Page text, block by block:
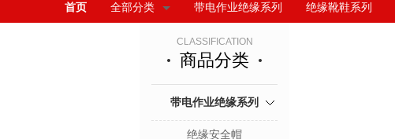
首页 全部分类 带电作业绝缘系列 绝缘靴鞋系列
CLASSIFICATION
商品分类
带电作业绝缘系列
绝缘安全帽